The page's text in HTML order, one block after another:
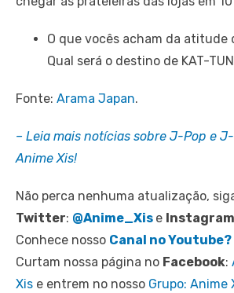
O que vocês acham da atitude
Qual será o destino de KAT-
Fonte: Arama Japan.
– Leia mais notícias sobre J-Pop e
Anime Xis!
Não perca nenhuma atualização,
Twitter: @Anime_Xis e Instagram
Conhece nosso Canal no Youtube?
Curtam nossa página no Facebook:
Xis e entrem no nosso Grupo: Anime